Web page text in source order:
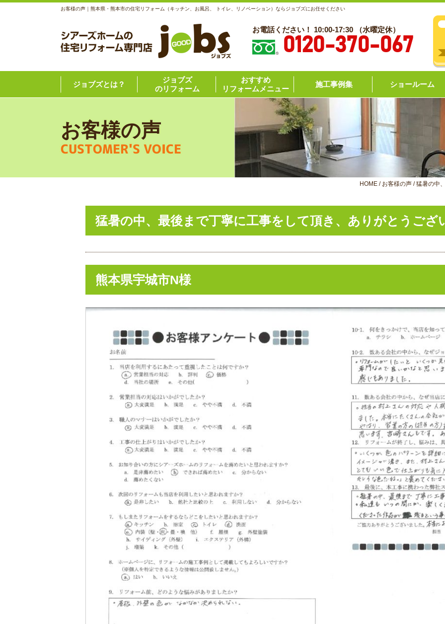
お客様の声｜熊本県・熊本市の住宅リフォーム（キッチン、お風呂、 トイレ、リノベーション）ならジョブズにお任せください
お電話ください！ 10:00-17:30 （水曜定休）
0120-370-067
ジョブズとは？
ジョブズ
のリフォーム
おすすめ
リフォームメニュー
施工事例集 ショールーム
お客様の声
CUSTOMER'S VOICE
HOME / お客様の声 /猛暑の中
猛暑の中、最後まで丁寧に工事をして頂き、ありがとうご
熊本県宇城市N様